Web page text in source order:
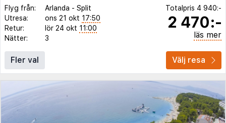
Flyg från: Arlanda - Split
Utresa:
ons 21 okt 17:50
Retur:
lör 24 okt 11:00
Nätter:
3
Totalpris 4 940:-
2 470:-
läs mer
Fler val Välj resa